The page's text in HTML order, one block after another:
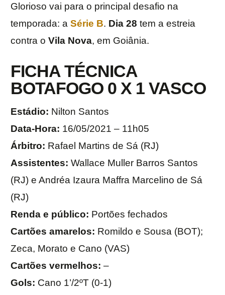
Glorioso vai para o principal desafio na
temporada: a Série B. Dia 28 tem a estreia
contra o Vila Nova, em Goiânia.
FICHA TÉCNICA
BOTAFOGO 0 X 1 VASCO
Estádio: Nilton Santos
Data-Hora: 16/05/2021 – 11h05
Árbitro: Rafael Martins de Sá (RJ)
Assistentes: Wallace Muller Barros Santos
(RJ) e Andréa Izaura Maffra Marcelino de Sá
(RJ)
Renda e público: Portões fechados
Cartões amarelos: Romildo e Sousa (BOT);
Zeca, Morato e Cano (VAS)
Cartões vermelhos: –
Gols: Cano 1’/2ºT (0-1)